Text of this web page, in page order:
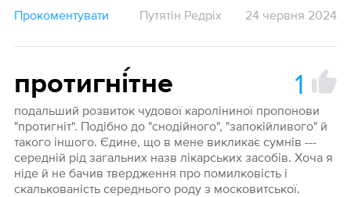
Прокоментувати
Путятін Редріх 24 червня 2024
протигні́тне 1
подальший розвиток чудової кароліниної пропонови
"протигніт". Подібно до "снодійного", "запокійливого" й
такого іншого. Єдине, що в мене викликає сумнів ---
середній рід загальних назв лікарських засобів. Хоча я
ніде й не бачив твердження про помилковість і
скалькованість середнього роду з московитської.